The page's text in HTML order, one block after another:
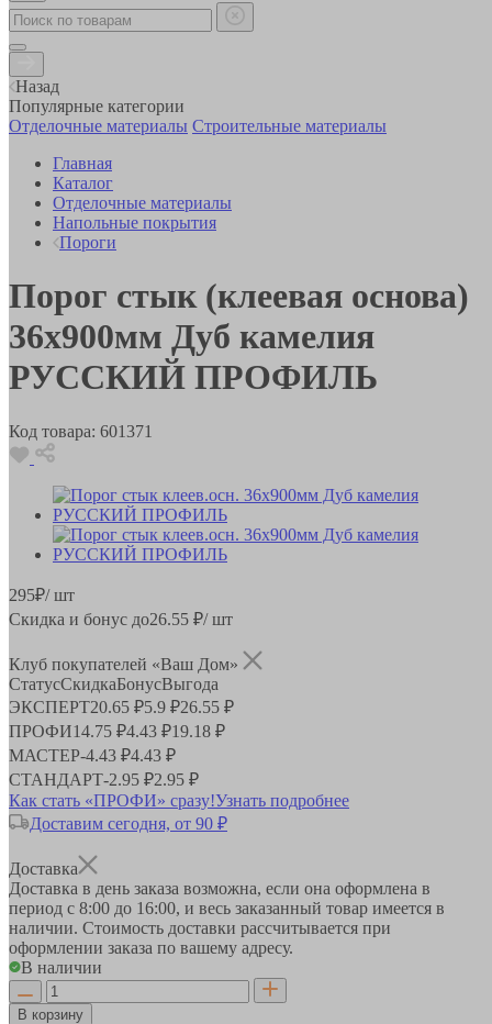
Назад
Популярные категории
Отделочные материалы Строительные материалы
Главная
Каталог
Отделочные материалы
Напольные покрытия
Пороги
Порог стык (клеевая основа)
36х900мм Дуб камелия
РУССКИЙ ПРОФИЛЬ
Код товара: 601371
295₽/ шт
Скидка и бонус до26.55 ₽/ шт
Клуб покупателей «Ваш Дом»
СтатусСкидкаБонусВыгода
ЭКСПЕРТ20.65 ₽5.9 ₽26.55 ₽
ПРОФИ14.75 ₽4.43 ₽19.18 ₽
МАСТЕР-4.43 ₽4.43 ₽
СТАНДАРТ-2.95 ₽2.95 ₽
Как стать «ПРОФИ» сразу!Узнать подробнее
Доставим сегодня, от 90 ₽
Доставка
Доставка в день заказа возможна, если она оформлена в
период с 8:00 до 16:00, и весь заказанный товар имеется в
наличии. Стоимость доставки рассчитывается при
оформлении заказа по вашему адресу.
В наличии
В корзину